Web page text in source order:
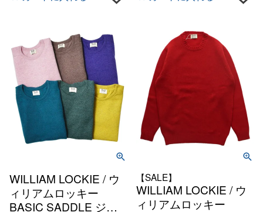
WILLIAM LOCKIE / ウ
ィリアムロッキー
BASIC SADDLE ジー
【SALE】
WILLIAM LOCKIE / ウ
ィリアムロッキー